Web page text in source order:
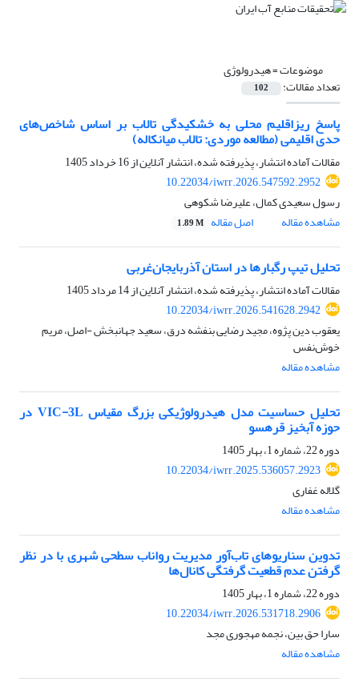
موضوعات =هیدرولوژی
تعداد مقالات: 102
پاسخ ریزاقلیم محلی به خشکیدگی تالاب بر اساس شاخص‌های
حدی اقلیمی (مطالعه موردی: تالاب میانکاله)
مقالات آماده انتشار، پذیرفته شده، انتشار آنلاین از16 خرداد 1405
10.22034/iwrr.2026.547592.2952
رسول سعیدی کمال، علیرضا شکوهی
مشاهده مقاله
اصل مقاله 1.89 M
تحلیل تیپ رگبارها در استان آذربایجان‌غربی
مقالات آماده انتشار، پذیرفته شده، انتشار آنلاین از14 مرداد 1405
10.22034/iwrr.2026.541628.2942
یعقوب دین پژوه، مجید رضایی بنفشه درق، سعید جهانبخش -اصل، مریم
خوش‌نفس
مشاهده مقاله
تحلیل حساسیت مدل هیدرولوژیکی بزرگ مقیاس VIC-3L در
حوزه آبخیز قره‏سو
دوره 22، شماره 1، بهار 1405
10.22034/iwrr.2025.536057.2923
گلاله غفاری
مشاهده مقاله
تدوین سناریوهای تاب‌آور مدیریت رواناب سطحی شهری با در نظر
گرفتن عدم قطعیت گرفتگی کانال‌ها
دوره 22، شماره 1، بهار 1405
10.22034/iwrr.2026.531718.2906
سارا حق بین، نجمه مهجوری مجد
مشاهده مقاله